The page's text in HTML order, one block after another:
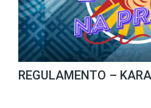
REGULAMENTO –